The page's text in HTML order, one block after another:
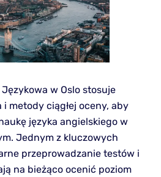
Językowa w Oslo stosuje
metody ciągłej oceny, aby
języka angielskiego w
Jednym z kluczowych
przeprowadzanie testów i
na bieżąco ocenić poziom